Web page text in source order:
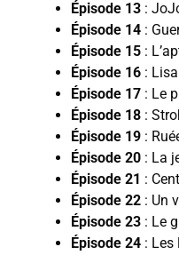
Épisode 13 :
Épisode 14 :
Épisode 15 :
Épisode 16 :
Épisode 17 : Le
Épisode 18 :
Épisode 19 :
Épisode 20 : La
Épisode 21 :
Épisode 22 : Un
Épisode 23 : Le
Épisode 24 :